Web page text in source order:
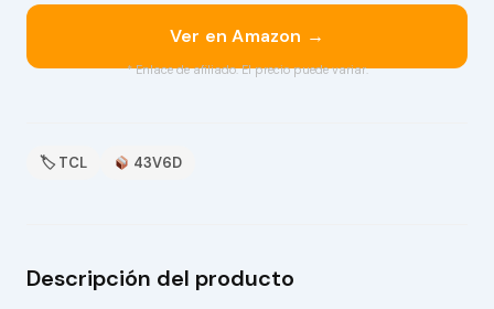
Ver en Amazon →
* Enlace de afiliado. El precio puede variar.
🏷 TCL 43V6D
Descripción del producto